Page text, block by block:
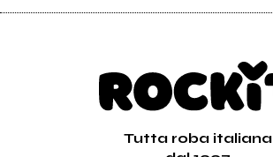
Tutta roba italiana